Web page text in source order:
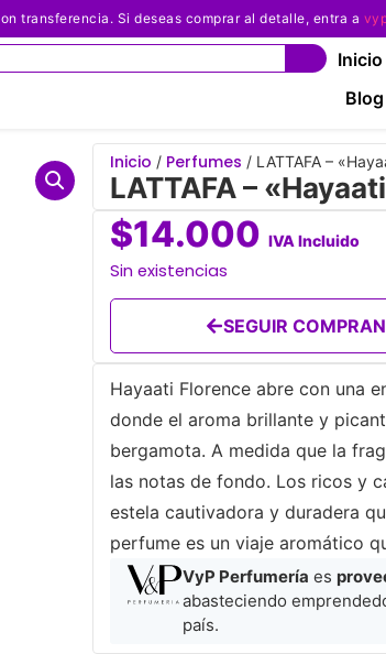
transferencia. Si deseas comprar al detalle, entra a
Inicio
Blog
Inicio / Perfumes / LATTAFA –
LATTAFA –
$14.000 IVA Incluido
Sin existencias
SEGUIR
Hayaati Florence abre con una
donde el aroma brillante y
bergamota. A medida que la
las notas de fondo. Los ricos y
estela cautivadora y duradera
perfume es un viaje aromático
VyP Perfumería es
abasteciendo
país.